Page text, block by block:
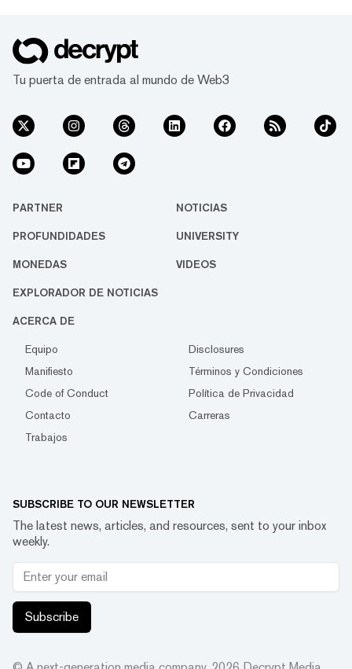
Tu puerta de entrada al mundo de Web3
PARTNER NOTICIAS
PROFUNDIDADES UNIVERSITY
MONEDAS VIDEOS
EXPLORADOR DE NOTICIAS
ACERCA DE
Equipo
Disclosures
Manifiesto
Términos y Condiciones
Code of Conduct
Política de Privacidad
Contacto
Carreras
Trabajos
SUBSCRIBE TO OUR NEWSLETTER
The latest news, articles, and resources, sent to your inbox
weekly.
Subscribe